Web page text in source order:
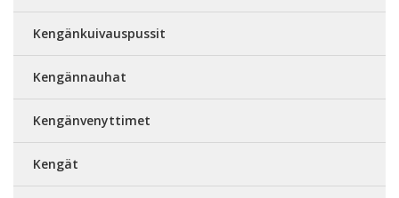
Kengänkuivauspussit
Kengännauhat
Kengänvenyttimet
Kengät